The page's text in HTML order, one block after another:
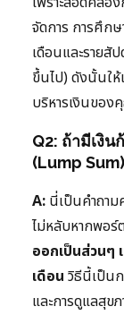
จัดการ การศึก
เดือนและรายสั
ขึ้นไป) ดังนั้นให้
บริหารเงินขอ
Q2: ถ้ามีเงิน
(Lump
A: นี่เป็นคำถา
ไม่หลับหากพอ
ออกเป็นส่วนๆ
เดือน วิธีนี้เป็น
และการดูแลสุข